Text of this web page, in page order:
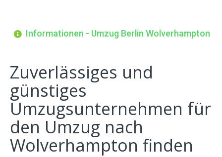
Informationen - Umzug Berlin Wolverhampton
Zuverlässiges und
günstiges
Umzugsunternehmen für
den Umzug nach
Wolverhampton finden